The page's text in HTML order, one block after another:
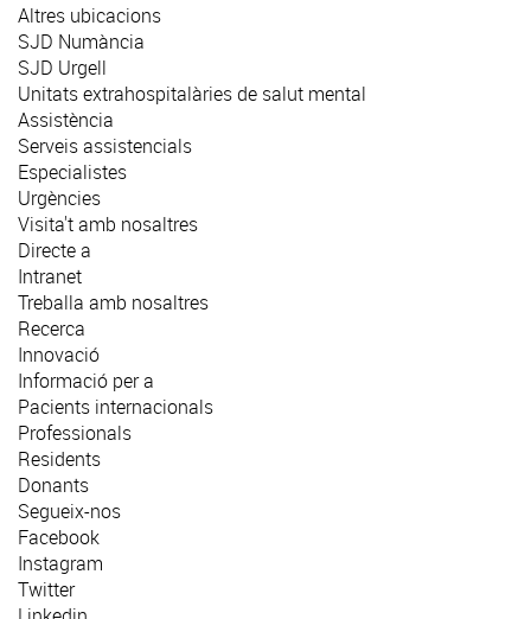
Altres ubicacions
SJD Numància
SJD Urgell
Unitats extrahospitalàries de salut mental
Assistència
Serveis assistencials
Especialistes
Urgències
Visita't amb nosaltres
Directe a
Intranet
Treballa amb nosaltres
Recerca
Innovació
Informació per a
Pacients internacionals
Professionals
Residents
Donants
Segueix-nos
Facebook
Instagram
Twitter